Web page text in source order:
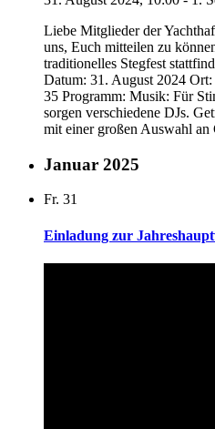
Liebe Mitglieder der
uns, Euch mitteilen zu
traditionelles Stegfest
Datum: 31. August 2024 Ort:
35 Programm: Musik: Für
sorgen verschiedene DJs.
mit einer großen Auswahl
Januar 2025
Fr. 31
Einladung zur